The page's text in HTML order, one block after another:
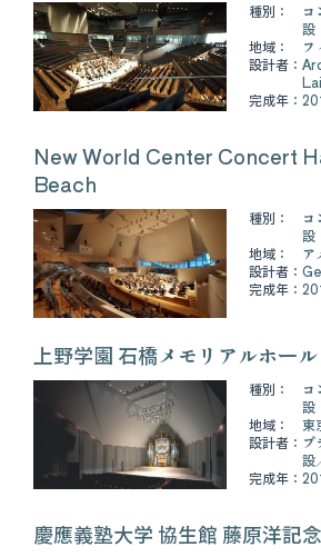
種別： コ
設
地域：
フ
設計者：
完成年：
New World Center Concert
Beach
種別： コ
設
地域：
ア
設計者：
完成年：
上野学園 石橋メモリアルホール
種別： コ
設
地域：
東
設計者： プ
設
完成年：
慶應義塾大学 協生館 藤原洋記